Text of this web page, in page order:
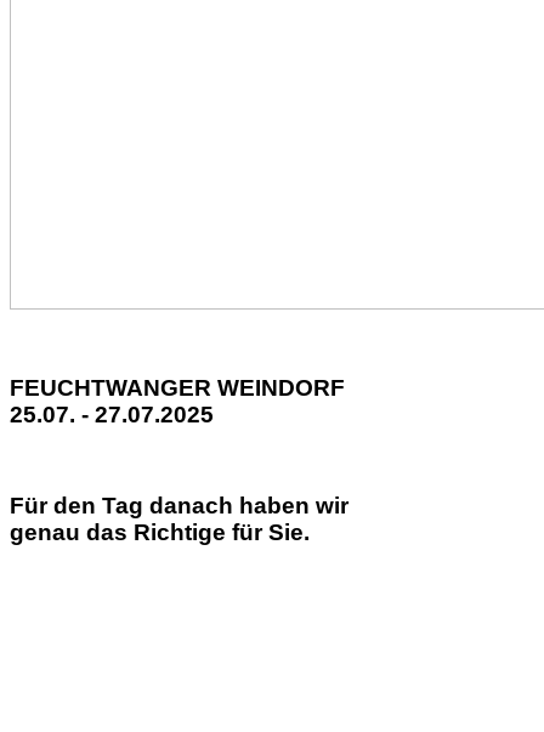
FEUCHTWANGER WEINDORF
25.07. - 27.07.2025
Für den Tag danach haben wir
genau das Richtige für Sie.